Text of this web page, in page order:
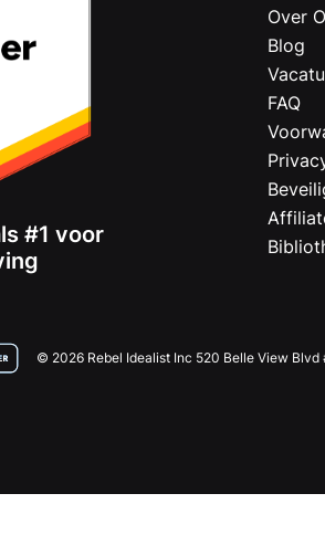
#1 voor
Over
Blog
FAQ
© 2026 Rebel Idealist Inc 520 Belle View Blvd